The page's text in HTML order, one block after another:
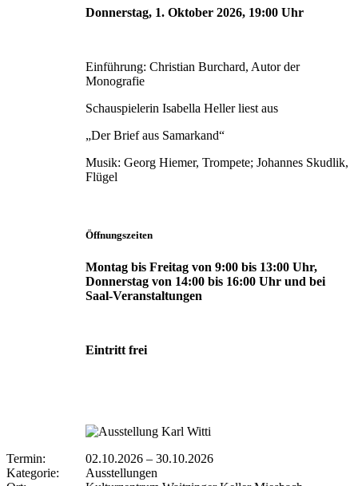
Donnerstag, 1. Oktober 2026, 19:00 Uhr
Einführung: Christian Burchard, Autor der
Monografie
Schauspielerin Isabella Heller liest aus
„Der Brief aus Samarkand“
Musik: Georg Hiemer, Trompete; Johannes Skudlik,
Flügel
Öffnungszeiten
Montag bis Freitag von 9:00 bis 13:00 Uhr,
Donnerstag von 14:00 bis 16:00 Uhr und bei
Saal-Veranstaltungen
Eintritt frei
Termin: 02.10.2026 – 30.10.2026
Kategorie:
Ausstellungen